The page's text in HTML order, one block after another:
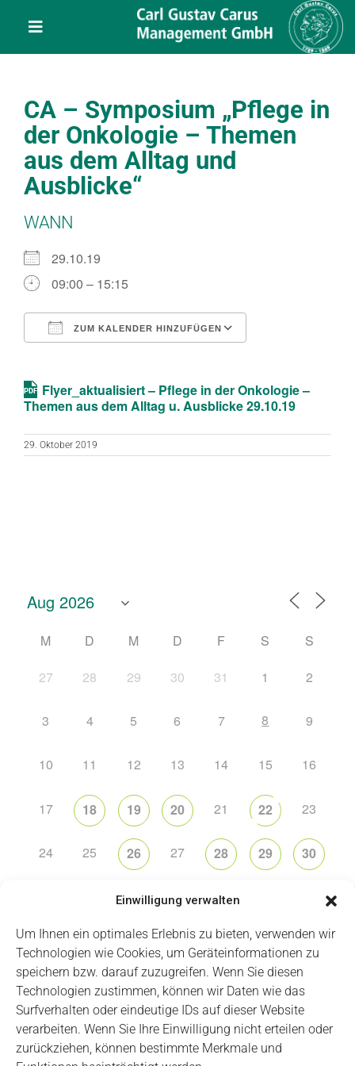
Einwilligung verwalten
Um Ihnen ein optimales Erlebnis zu bieten, verwenden wir
Technologien wie Cookies, um Geräteinformationen zu
speichern bzw. darauf zuzugreifen. Wenn Sie diesen
Technologien zustimmen, können wir Daten wie das
Surfverhalten oder eindeutige IDs auf dieser Website
verarbeiten. Wenn Sie Ihre Einwilligung nicht erteilen oder
zurückziehen, können bestimmte Merkmale und
Toggle
Navigation
Über uns
Veranstaltungen
Projekte
Service
Kontakt
CA – Symposium „Pflege in
der Onkologie – Themen
aus dem Alltag und
Ausblicke“
WANN
29.10.19
09:00 – 15:15
ZUM KALENDER HINZUFÜGEN
Flyer_aktualisiert – Pflege in der Onkologie –
Themen aus dem Alltag u. Ausblicke 29.10.19
29. Oktober 2019
M D M D F S
S
27
28 29 30 31 1 2
3 4 5 6 7 8 9
10 11 12 13 14 15 16
17 18 19 20 21 22 23
24 25 26 27 28 29 30
2 3 4
Impressum Datenschutz Login